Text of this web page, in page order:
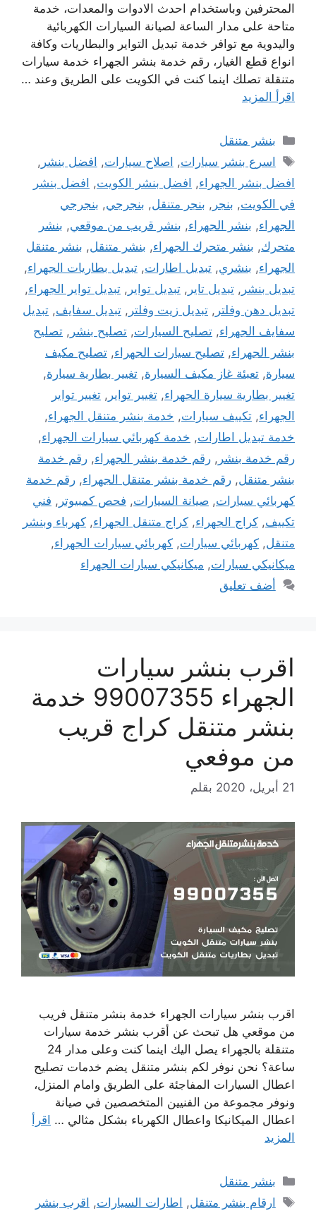
المحترفين وباستخدام احدث الادوات والمعدات، خدمة
متاحة على مدار الساعة لصيانة السيارات الكهربائية
واليدوية مع توافر خدمة تبديل التواير والبطاريات وكافة
انواع قطع الغيار، رقم خدمة بنشر الجهراء خدمة سيارات
متنقلة تصلك اينما كنت في الكويت على الطريق وعند …
اقرأ المزيد
التصنيفات
بنشر متنقل
الوسوم
اسرع بنشر سيارات, اصلاح سيارات, افضل بنشر ,
افضل بنشر الجهراء, افضل بنشر الكويت, افضل بنشر
في الكويت, بنجر , بنجر متنقل, بنجرجي, بنجرجي
الجهراء, بنشر الجهراء, بنشر قريب من موقعي, بنشر
متحرك, بنشر متحرك الجهراء, بنشر متنقل, بنشر متنقل
الجهراء, بنشري, تبديل اطارات, تبديل بطاريات الجهراء,
تبديل بنشر , تبديل تاير , تبديل تواير , تبديل تواير الجهراء,
تبديل دهن وفلتر , تبديل زيت وفلتر , تبديل سفايف, تبديل
سفايف الجهراء, تصليح السيارات, تصليح بنشر , تصليح
بنشر الجهراء, تصليح سيارات الجهراء, تصليح مكيف
سيارة, تعبئة غاز مكيف السيارة, تغيير بطارية سيارة,
تغيير بطارية سيارة الجهراء, تغيير تواير , تغيير تواير
الجهراء, تكييف سيارات, خدمة بنشر متنقل الجهراء,
خدمة تبديل اطارات, خدمة كهربائي سيارات الجهراء,
رقم خدمة بنشر , رقم خدمة بنشر الجهراء, رقم خدمة
بنشر متنقل, رقم خدمة بنشر متنقل الجهراء, رقم خدمة
كهربائي سيارات, صيانة السيارات, فحص كمبيوتر , فني
تكييف, كراج الجهراء, كراج متنقل الجهراء, كهرباء وبنشر
متنقل, كهربائي سيارات, كهربائي سيارات الجهراء,
ميكانيكي سيارات, ميكانيكي سيارات الجهراء
أضف تعليق
اقرب بنشر سيارات
الجهراء 99007355 خدمة
بنشر متنقل كراج قريب
من موفعي
21 أبريل، 2020 بقلم
اقرب بنشر سيارات الجهراء خدمة بنشر متنقل فريب
من موقعي هل تبحث عن أقرب بنشر خدمة سيارات
متنقلة بالجهراء يصل اليك اينما كنت وعلى مدار 24
ساعة؟ نحن نوفر لكم بنشر متنقل يضم خدمات تصليح
اعطال السيارات المفاجئة على الطريق وامام المنزل،
ونوفر مجموعة من الفنيين المتخصصين في صيانة
اعطال الميكانيكا واعطال الكهرباء بشكل مثالي … اقرأ
المزيد
التصنيفات
بنشر متنقل
الوسوم
ارقام بنشر متنقل, اطارات السيارات, اقرب بنشر